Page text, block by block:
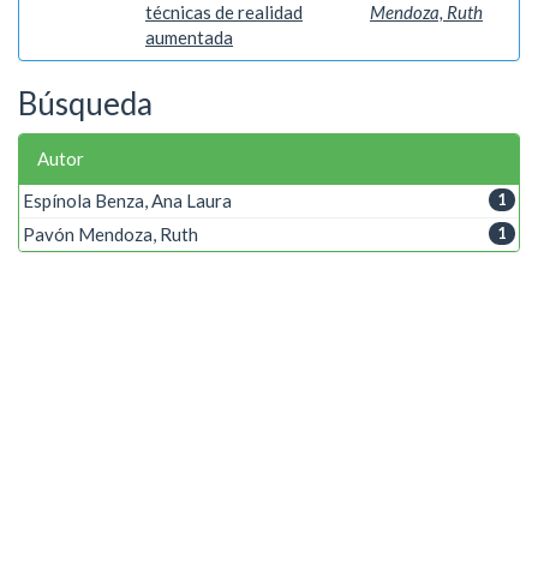
técnicas de realidad
aumentada
Mendoza, Ruth
Búsqueda
Autor
1
Espínola Benza, Ana Laura
1
Pavón Mendoza, Ruth